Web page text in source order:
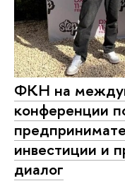
ФКН на
конференции
инвестиции и
диалог